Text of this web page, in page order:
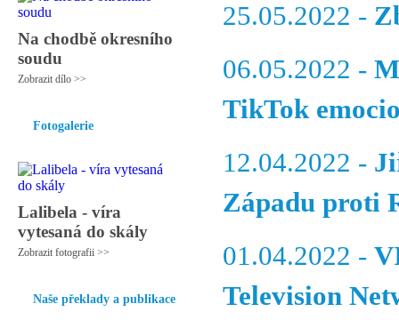
Na chodbě okresního
soudu
Zobrazit dílo >>
Fotogalerie
Lalibela - víra
vytesaná do skály
Zobrazit fotografii >>
Naše překlady a publikace
25.05.2022 -
06.05.2022 -
TikTok
12.04.2022 -
Západu proti
01.04.2022 -
Television